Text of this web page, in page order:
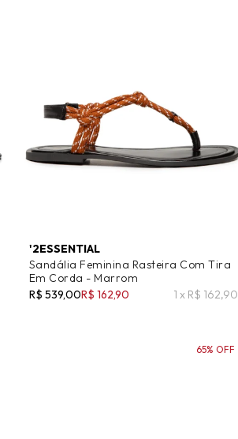
'2ESSENTIAL
Sandália Feminina Rasteira Com Tira
Em Corda - Marrom
R$ 539,00R$ 162,90 1 x R$ 162,90
65% OFF